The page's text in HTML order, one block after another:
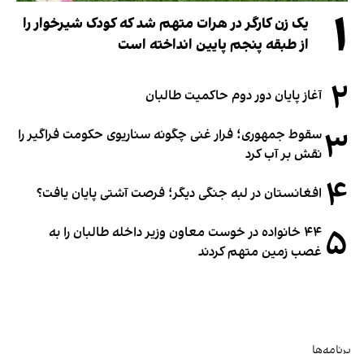
۱
یک زن کارگر در هرات متهم شد که کودک شیرخوار را
از طبقه پنجم پایین انداخته است
۲ آغاز پایان دور دوم حاکمیت طالبان
۳سقوط جمهوری؛ فرار غنی چگونه سناریوی حکومت فراگیر را
نقش بر آب کرد
۴ افغانستان در لبه جنگی دیگر؛ فرصت آشتی پایان یافت؟
۵
۴۴ خانواده در خوست معاون وزیر داخله طالبان را به
غصب زمین متهم کردند
برنامه‌ها